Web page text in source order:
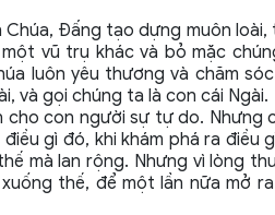
Chúa, Đấng tạo dựng muôn loài,
vũ trụ khác và bỏ mặc
luôn yêu thương và chăm
và gọi chúng ta là con cái Ngài.
cho con người sự tự do. Nhưng
gì đó, khi khám phá ra điều
mà lan rộng. Nhưng vì lòng
thế, để một lần nữa mở